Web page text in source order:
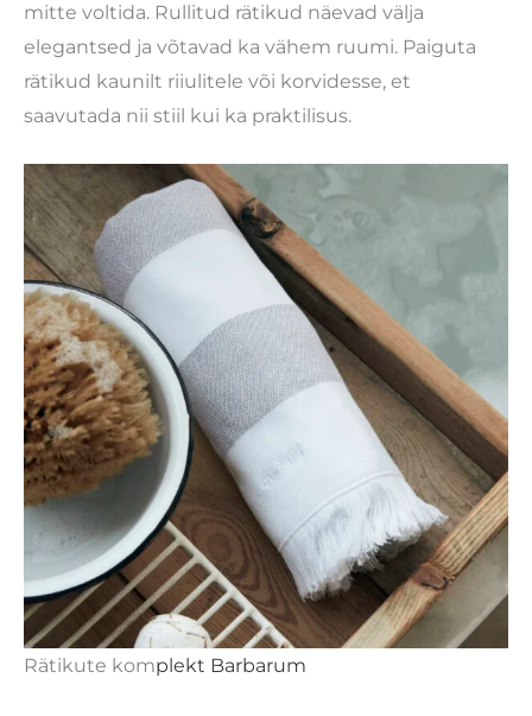
mitte voltida. Rullitud rätikud näevad välja
elegantsed ja võtavad ka vähem ruumi. Paiguta
rätikud kaunilt riiulitele või korvidesse, et
saavutada nii stiil kui ka praktilisus.
Rätikute komplekt Barbarum